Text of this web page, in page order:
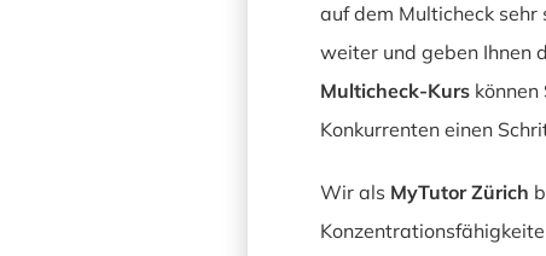
auf dem Multicheck sehr
weiter und geben Ihnen
Multicheck-Kurskönnen
Konkurrenten einen
Wir als MyTutor Zürich